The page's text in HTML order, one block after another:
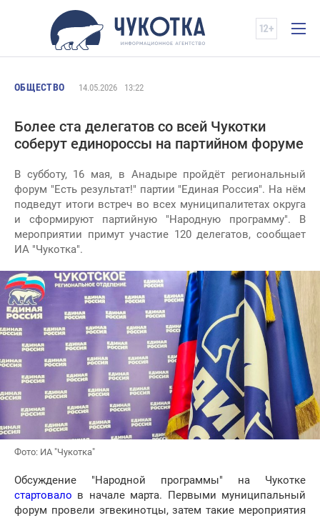
ОБЩЕСТВО 14.05.2026 13:22
Более ста делегатов со всей Чукотки
соберут единороссы на партийном форуме
В субботу, 16 мая, в Анадыре пройдёт региональный
форум "Есть результат!" партии "Единая Россия". На нём
подведут итоги встреч во всех муниципалитетах округа
и сформируют партийную "Народную программу". В
мероприятии примут участие 120 делегатов, сообщает
ИА "Чукотка".
Фото: ИА "Чукотка"
Обсуждение "Народной программы" на Чукотке
стартовало в начале марта. Первыми муниципальный
форум провели эгвекинотцы, затем такие мероприятия